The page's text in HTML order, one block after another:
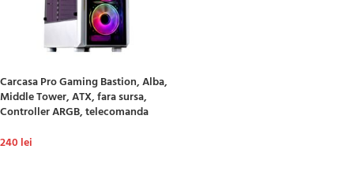
Carcasa Pro Gaming Bastion, Alba,
Middle Tower, ATX, fara sursa,
Controller ARGB, telecomanda
240 lei